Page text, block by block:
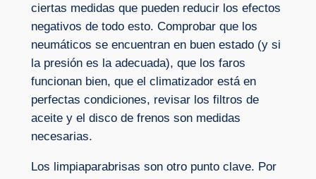
ciertas medidas que pueden reducir los efectos
negativos de todo esto. Comprobar que los
neumáticos se encuentran en buen estado (y si
la presión es la adecuada), que los faros
funcionan bien, que el climatizador está en
perfectas condiciones, revisar los filtros de
aceite y el disco de frenos son medidas
necesarias.
Los limpiaparabrisas son otro punto clave. Por